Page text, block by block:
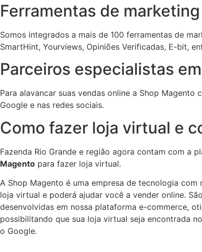
Ferramentas de
Somos integrados a mais de 100 ferramentas de
SmartHint, Yourviews, Opiniões Verificadas, E-bit,
Parceiros especialistas
Para alavancar suas vendas online a Shop
Google e nas redes sociais.
Como fazer loja virtual e
Fazenda Rio Grande e região agora contam com a
Magento para fazer loja virtual.
A Shop Magento é uma empresa de tecnologia com
loja virtual e poderá ajudar você a vender online.
desenvolvidas em nossa plataforma e-commerce,
possibilitando que sua loja virtual seja encontrada
o Google.